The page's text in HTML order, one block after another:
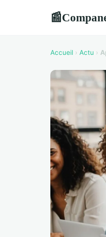
📰
Accueil › Actu ›